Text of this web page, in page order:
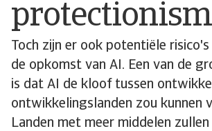
Toch zijn er ook potentiële
de opkomst van AI. Een van de
is dat AI de kloof tussen
ontwikkelingslanden zou kunnen
Landen met meer middelen